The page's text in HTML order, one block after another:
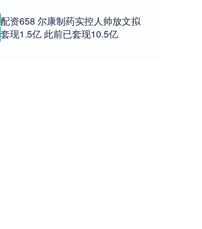
配资658 尔康制药实控人帅放文拟
套现1.5亿 此前已套现10.5亿 ​